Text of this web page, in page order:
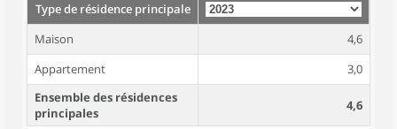
Type de résidence principale
Maison
4,6
Appartement
3,0
Ensemble des résidences
principales
4,6